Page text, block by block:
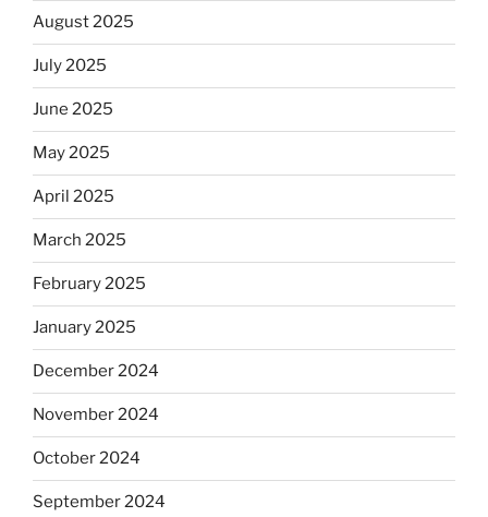
August 2025
July 2025
June 2025
May 2025
April 2025
March 2025
February 2025
January 2025
December 2024
November 2024
October 2024
September 2024